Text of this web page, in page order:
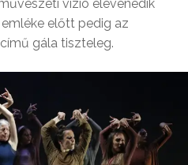
vízió elevenedik
emléke előtt pedig az
című gála tiszteleg.